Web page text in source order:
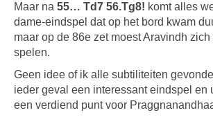
Maar na 55… Td7 56.Tg8! komt alles
dame-eindspel dat op het bord kwam
maar op de 86e zet moest Aravindh
spelen.
Geen idee of ik alle subtiliteiten
ieder geval een interessant eindspel en
een verdiend punt voor